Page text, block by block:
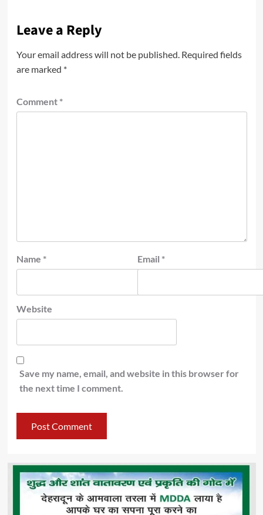
Leave a Reply
Your email address will not be published. Required fields
are marked *
Comment *
Name * Email *
Website
Save my name, email, and website in this browser for
the next time I comment.